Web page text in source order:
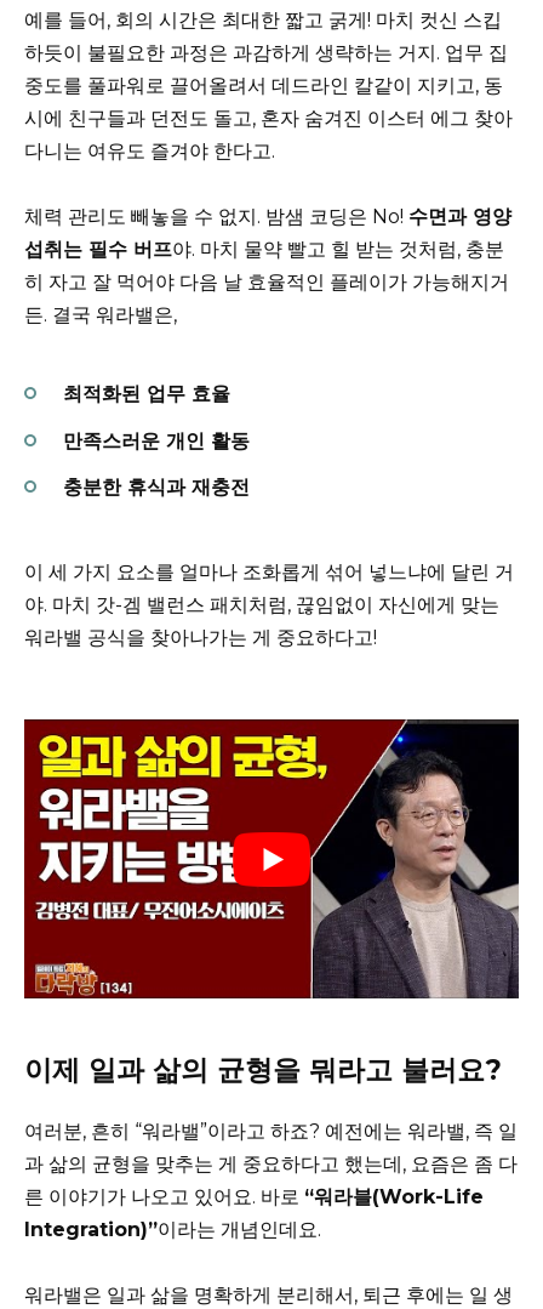
예를 들어, 회의 시간은 최대한 짧고 굵게! 마치 컷신 스킵
하듯이 불필요한 과정은 과감하게 생략하는 거지. 업무 집
중도를 풀파워로 끌어올려서 데드라인 칼같이 지키고, 동
시에 친구들과 던전도 돌고, 혼자 숨겨진 이스터 에그 찾아
다니는 여유도 즐겨야 한다고.
체력 관리도 빼놓을 수 없지. 밤샘 코딩은 No! 수면과 영양
섭취는 필수 버프야. 마치 물약 빨고 힐 받는 것처럼, 충분
히 자고 잘 먹어야 다음 날 효율적인 플레이가 가능해지거
든. 결국 워라밸은,
최적화된 업무 효율
만족스러운 개인 활동
충분한 휴식과 재충전
이 세 가지 요소를 얼마나 조화롭게 섞어 넣느냐에 달린 거
야. 마치 갓-겜 밸런스 패치처럼, 끊임없이 자신에게 맞는
워라밸 공식을 찾아나가는 게 중요하다고!
이제 일과 삶의 균형을 뭐라고 불러요?
여러분, 흔히 “워라밸”이라고 하죠? 예전에는 워라밸, 즉 일
과 삶의 균형을 맞추는 게 중요하다고 했는데, 요즘은 좀 다
른 이야기가 나오고 있어요. 바로 “워라블(Work-Life
Integration)”이라는 개념인데요.
워라밸은 일과 삶을 명확하게 분리해서, 퇴근 후에는 일 생